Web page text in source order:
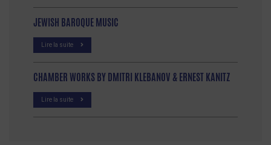
JEWISH BAROQUE MUSIC
Lire la suite
CHAMBER WORKS BY DMITRI KLEBANOV & ERNEST KANITZ
Lire la suite